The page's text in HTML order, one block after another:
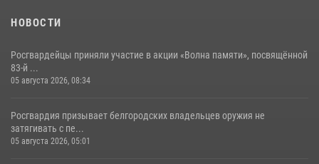
НОВОСТИ
Росгвардейцы приняли участие в акции «Волна памяти», посвящённой
83‑й ...
05 августа 2026, 08:34
Росгвардия призывает белгородских владельцев оружия не
затягивать с пе...
05 августа 2026, 05:01